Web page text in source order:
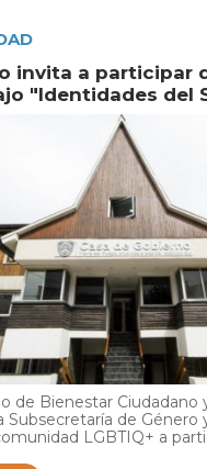
invita a participar
"Identidades del
de Bienestar Ciudadano
Subsecretaría de Género
LGBTIQ+ a